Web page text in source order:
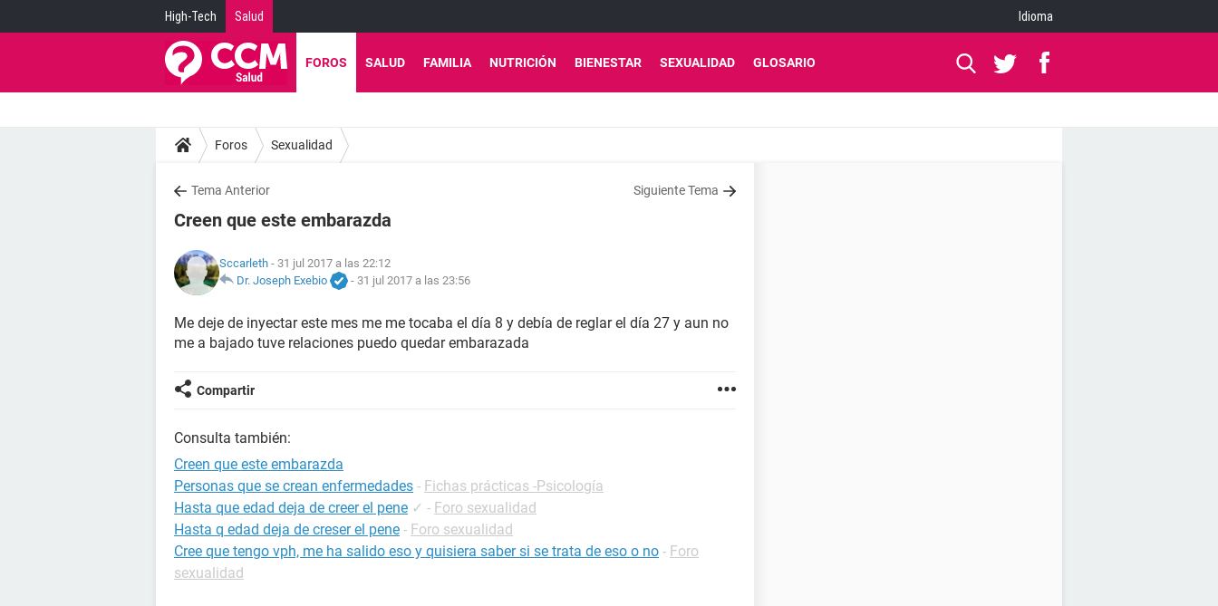
High-Tech Salud Idioma
FOROS SALUD FAMILIA NUTRICIÓN BIENESTAR SEXUALIDAD GLOSARIO
Foros Sexualidad
Tema Anterior Siguiente Tema
Creen que este embarazda
Sccarleth - 31 jul 2017 a las 22:12
Dr. Joseph Exebio
- 31 jul 2017 a las 23:56
Me deje de inyectar este mes me me tocaba el día 8 y debía de reglar el día 27 y aun no
me a bajado tuve relaciones puedo quedar embarazada
Compartir
Consulta también:
Creen que este embarazda
Personas que se crean enfermedades - Fichas prácticas -Psicología
Hasta que edad deja de creer el pene ✓ - Foro sexualidad
Hasta q edad deja de creser el pene - Foro sexualidad
Cree que tengo vph, me ha salido eso y quisiera saber si se trata de eso o no - Foro
sexualidad